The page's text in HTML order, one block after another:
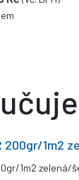
200gr/1m2